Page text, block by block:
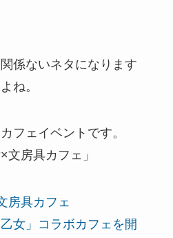
係ないネタになります
ね。
フェイベントです。
文房具カフェ」
房具カフェ
女」コラボカフェを開